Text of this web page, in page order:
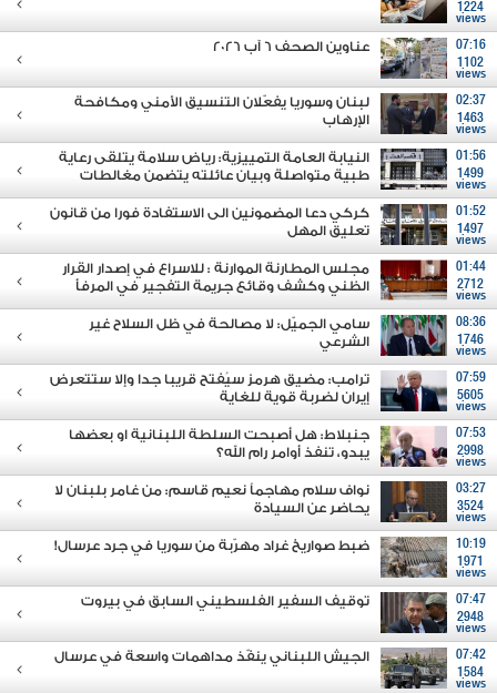
1224
views
07:16
1102
views
عناوين الصحف 6 آب 2026
02:37
1463
views
لبنان وسوريا يفعّلان التنسيق الأمني ومكافحة
الإرهاب
01:56
1499
views
النيابة العامة التمييزية: رياض سلامة يتلقى رعاية
طبية متواصلة وبيان عائلته يتضمن مغالطات
01:52
1497
views
كركي دعا المضمونين الى الاستفادة فورا من قانون
تعليق المهل
01:44
2712
views
مجلس المطارنة الموارنة : للاسراع في إصدار القرار
الظني وكشف وقائع جريمة التفجير في المرفأ
08:36
1746
views
سامي الجميّل: لا مصالحة في ظل السلاح غير
الشرعي
07:59
5605
views
ترامب: مضيق هرمز سيُفتح قريبا جدا وإلا ستتعرض
إيران لضربة قوية للغاية
07:53
2998
views
جنبلاط: هل أصبحت السلطة اللبنانية او بعضها
يبدو، تنفذ أوامر رام الله؟
03:27
3524
views
نواف سلام مهاجماً نعيم قاسم: من غامر بلبنان لا
يحاضر عن السيادة
10:19
1971
views
ضبط صواريخ غراد مهرّبة من سوريا في جرد عرسال!
07:47
2948
views
توقيف السفير الفلسطيني السابق في بيروت
07:42
1584
views
الجيش اللبناني ينفّذ مداهمات واسعة في عرسال